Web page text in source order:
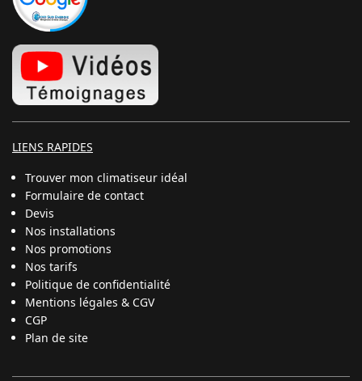
LIENS RAPIDES
Trouver mon climatiseur idéal
Formulaire de contact
Devis
Nos installations
Nos promotions
Nos tarifs
Politique de confidentialité
Mentions légales & CGV
CGP
Plan de site